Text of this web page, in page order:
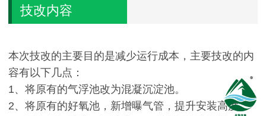
技改内容
本次技改的主要目的是减少运行成本，主要技改的内
容有以下几点：
1、将原有的气浮池改为混凝沉淀池。
2、将原有的好氧池，新增曝气管，提升安装高度。